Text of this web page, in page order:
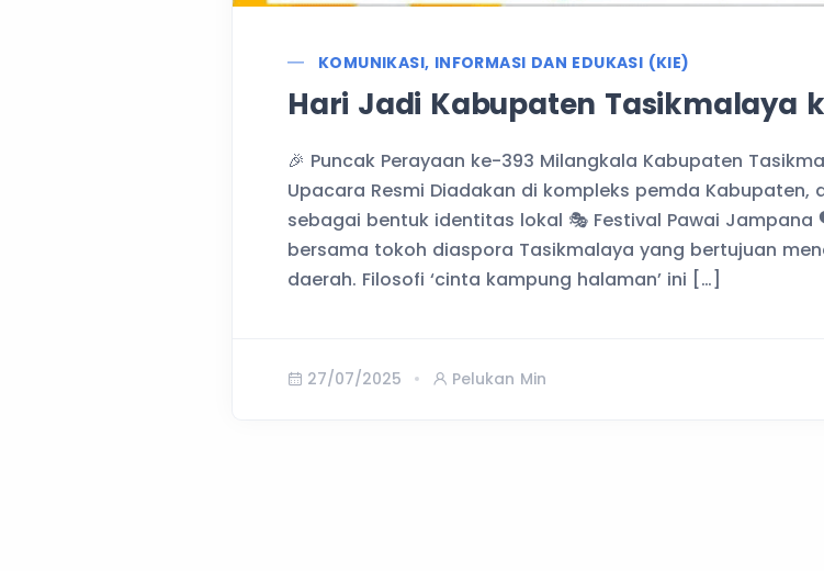
KOMUNIKASI, INFORMASI DAN EDUKASI (KIE)
Hari Jadi Kabupaten Tasikmalaya
🎉 Puncak Perayaan ke-393 Milangkala Kabupaten
Upacara Resmi Diadakan di kompleks pemda
sebagai bentuk identitas lokal 🎭 Festival Pawai Jampana
bersama tokoh diaspora Tasikmalaya yang bertujuan
daerah. Filosofi ‘cinta kampung halaman’ ini […]
27/07/2025 Pelukan Min